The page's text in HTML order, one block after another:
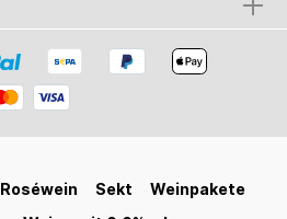
Roséwein Sekt
Weinpakete